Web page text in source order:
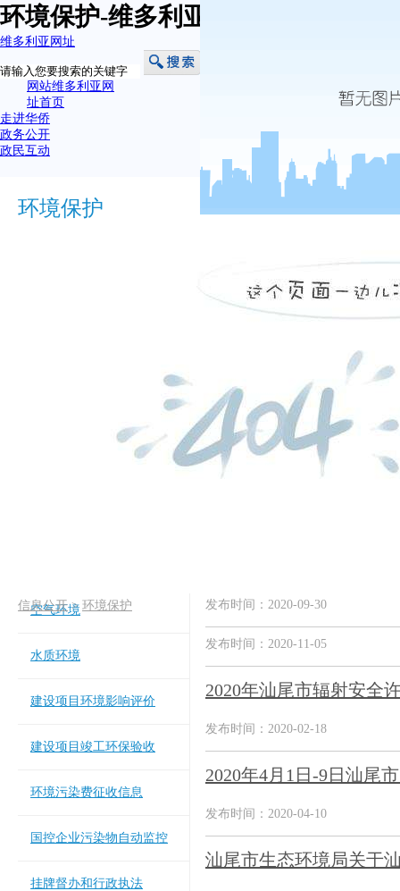
环境保护-维多利亚网址
维多利亚网址
网站维多利亚网
址首页
走进华侨
政务公开
政民互动
环境保护
信息公开> 环境保护
空气环境
水质环境
建设项目环境影响评价
建设项目竣工环保验收
环境污染费征收信息
国控企业污染物自动监控
挂牌督办和行政执法
发布时间：2020-09-30
发布时间：2020-11-05
2020年汕尾市辐射安全
发布时间：2020-02-18
2020年4月1日-9日汕尾
发布时间：2020-04-10
汕尾市生态环境局关于